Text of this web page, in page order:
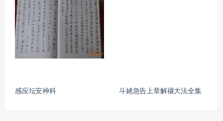
感应坛安神科 斗姥急告上章解禳大法全集